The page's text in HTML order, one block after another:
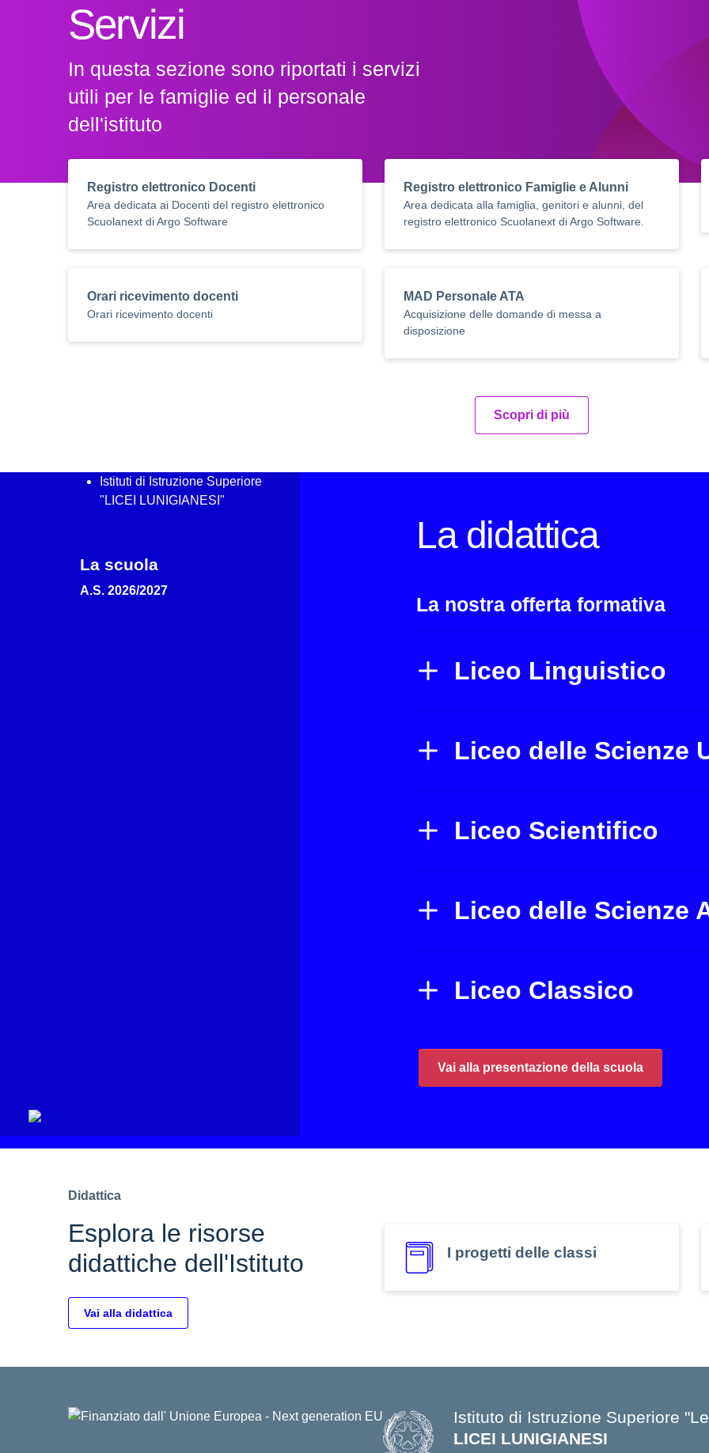
Servizi
In questa sezione sono riportati i servizi
utili per le famiglie ed il personale
dell'istituto
Registro elettronico Docenti
Area dedicata ai Docenti del registro elettronico
Scuolanext di Argo Software
Registro elettronico Famiglie e Alunni
Area dedicata alla famiglia, genitori e alunni, del
registro elettronico Scuolanext di Argo Software.
Orari ricevimento docenti
Orari ricevimento docenti
MAD Personale ATA
Acquisizione delle domande di messa a
disposizione
Scopri di più
La didattica
La nostra offerta formativa
La scuola
A.S. 2026/2027
Istituti di Istruzione Superiore
"LICEI LUNIGIANESI"
Liceo Linguistico
Liceo delle Scienze
Liceo Scientifico
Liceo delle Scienze
Liceo Classico
Vai alla presentazione della scuola
Didattica
Esplora le risorse
didattiche dell'Istituto
Vai alla didattica
I progetti delle classi
Istituto di Istruzione Superiore
LICEI LUNIGIANESI